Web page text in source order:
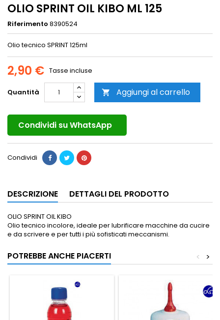
OLIO SPRINT OIL KIBO ML 125
Riferimento 8390524
Olio tecnico SPRINT 125ml
2,90 € Tasse incluse
Quantità  Aggiungi al carrello
Condividi su WhatsApp
Condividi
DESCRIZIONE DETTAGLI DEL PRODOTTO
OLIO SPRINT OIL KIBO
Olio tecnico incolore, ideale per lubrificare macchine da cucire
e da scrivere e per tutti i più sofisticati meccanismi.
POTREBBE ANCHE PIACERTI >
<